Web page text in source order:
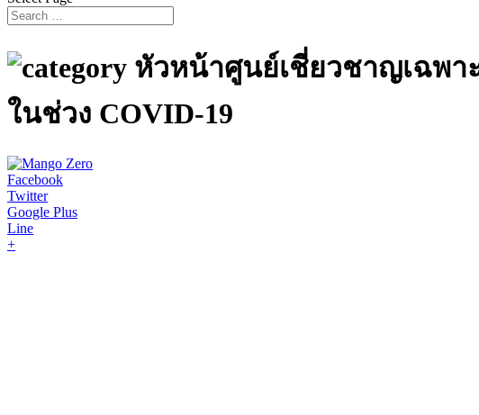
หัวหน้าศูนย์เชี่ยวชาญเฉพ
ในช่วง COVID-19
Facebook
Twitter
Google Plus
Line
+